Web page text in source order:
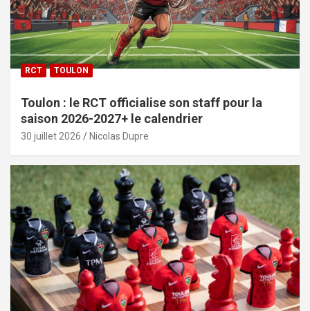
RCT TOULON
Toulon : le RCT officialise son staff pour la
saison 2026-2027+ le calendrier
30 juillet 2026 Nicolas Dupre